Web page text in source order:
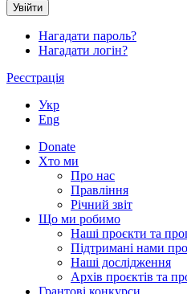
Нагадати пароль?
Нагадати логін?
Реєстрація
Укр
Eng
Donate
Хто ми
Про нас
Правління
Річний звіт
Що ми робимо
Наші проєкти та
Підтримані нами
Наші дослідження
Архів проєктів та